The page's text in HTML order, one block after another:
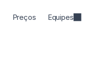
Preços Equipes